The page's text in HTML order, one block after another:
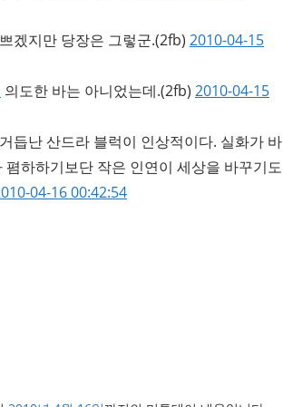
겠지만 당장은 그렇군.(2fb) 2010-04-15
의도한 바는 아니었는데.(2fb) 2010-04-15
듭난 산드라 블럭이 인상적이다. 실화가 바
하하기보단 작은 인연이 세상을 바꾸기도
04-16 00:42:54